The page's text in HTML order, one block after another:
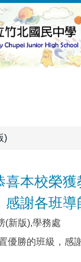
)
喜本校榮
感謝各班導
(新版),學務處
優勝的班級，感